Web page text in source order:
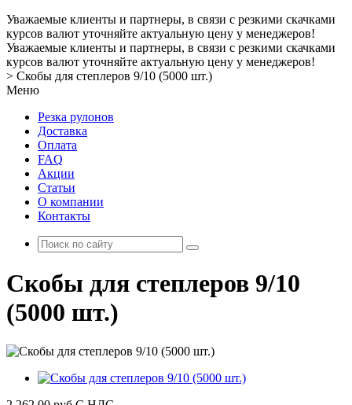
Уважаемые клиенты и партнеры, в связи с резкими скачками
курсов валют уточняйте актуальную цену у менеджеров!
Уважаемые клиенты и партнеры, в связи с резкими скачками
курсов валют уточняйте актуальную цену у менеджеров!
> Скобы для степлеров 9/10 (5000 шт.)
Меню
Резка рулонов
Доставка
Оплата
FAQ
Акции
Статьи
О компании
Контакты
Скобы для степлеров 9/10
(5000 шт.)